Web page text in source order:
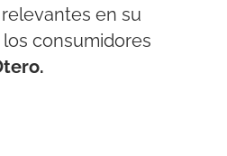
en su
consumidores